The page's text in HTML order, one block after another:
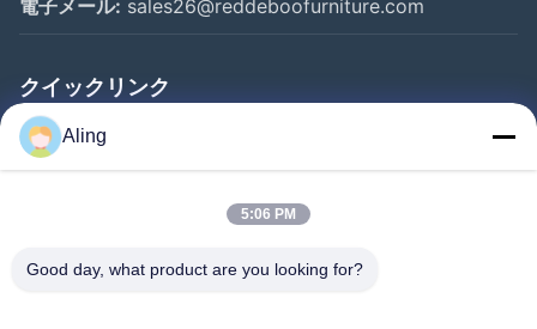
電子メール: sales26@reddeboofurniture.com
クイックリンク
ホーム
製品
企業情報
Aling
5:06 PM
Good day, what product are you looking for?